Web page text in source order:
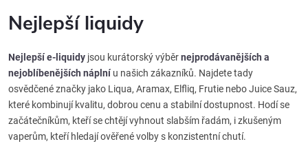
Nejlepší liquidy
Nejlepší e-liquidy jsou kurátorský výběrnejprodávanějších a
nejoblíbenějších náplní u našich zákazníků. Najdete tady
osvědčené značky jako Liqua, Aramax, Elfliq, Frutie nebo Juice Sauz,
které kombinují kvalitu, dobrou cenu a stabilní dostupnost. Hodí se
začátečníkům, kteří se chtějí vyhnout slabším řadám, i zkušeným
vaperům, kteří hledají ověřené volby s konzistentní chutí.